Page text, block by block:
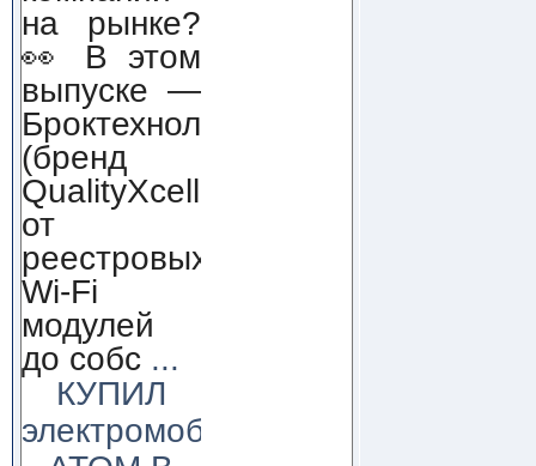
на рынке?
👀 В этом
выпуске —
Броктехнолоджи
(бренд
QualityXcellence):
от
реестровых
Wi-Fi
модулей
до собс ...
КУПИЛ
электромобиль